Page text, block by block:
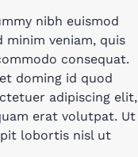
nibh euismod
veniam, quis
consequat.
doming id quod
adipiscing elit,
erat volutpat. Ut
lobortis nisl ut